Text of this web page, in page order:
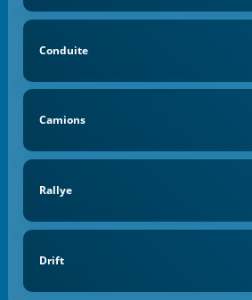
Conduite
Camions
Rallye
Drift